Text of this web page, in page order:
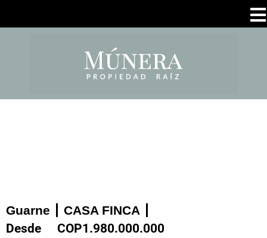
Guarne CASA FINCA
Desde COP1.980.000.000